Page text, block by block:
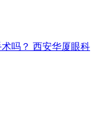
吗？ 西安华厦眼科